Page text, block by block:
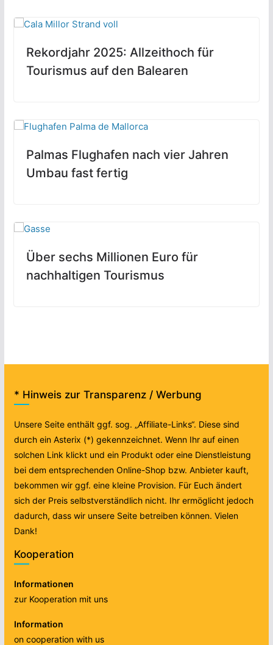
Rekordjahr 2025: Allzeithoch für
Tourismus auf den Balearen
Palmas Flughafen nach vier Jahren
Umbau fast fertig
Über sechs Millionen Euro für
nachhaltigen Tourismus
* Hinweis zur Transparenz / Werbung
Unsere Seite enthält ggf. sog. „Affiliate-Links“. Diese sind
durch ein Asterix (*) gekennzeichnet. Wenn Ihr auf einen
solchen Link klickt und ein Produkt oder eine Dienstleistung
bei dem entsprechenden Online-Shop bzw. Anbieter kauft,
bekommen wir ggf. eine kleine Provision. Für Euch ändert
sich der Preis selbstverständlich nicht. Ihr ermöglicht jedoch
dadurch, dass wir unsere Seite betreiben können. Vielen
Dank!
Kooperation
Informationen
zur Kooperation mit uns
Information
on cooperation with us